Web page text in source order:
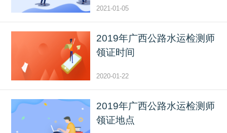
2021-01-05
2019年广西公路水运检测师
领证时间
2020-01-22
2019年广西公路水运检测师
领证地点